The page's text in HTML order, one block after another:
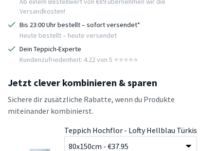
Versandkosten!
Bis 23:00 Uhr bestellt – sofort versendet*
Heute bestellt – heute versendet
Dein Teppich-Experte
Kundenzufriedenheit: 4.22 von 5 ⭐️⭐️⭐️⭐️⭐️
Jetzt clever kombinieren & sparen
Sichere dir zusätzliche Rabatte, wenn du Produkte
miteinander kombinierst.
Teppich Hochflor - Lofty Hellblau Türkis